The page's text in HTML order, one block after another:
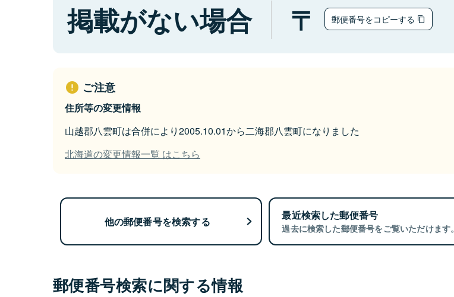
掲載がない場合 郵便番号をコピーする
ご注意
住所等の変更情報
山越郡八雲町は合併により2005.10.01から二海郡八雲町になりました
北海道の変更情報一覧 はこちら
他の郵便番号を検索する 最近検索した郵便番号
過去に検索した郵便番号をご覧いただけます。
郵便番号検索に関する情報